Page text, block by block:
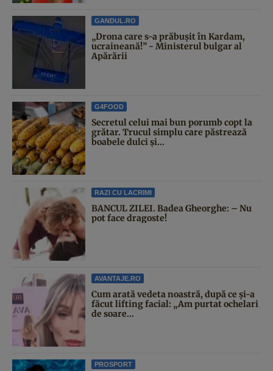
GANDUL.RO
„Drona care s-a prăbușit în Kardam,
ucraineană!” - Ministerul bulgar al
Apărării
G4FOOD
Secretul celui mai bun porumb copt la
grătar. Trucul simplu care păstrează
boabele dulci și...
RAZI CU LACRIMI
BANCUL ZILEI. Badea Gheorghe: – Nu
pot face dragoste!
AVANTAJE.RO
Cum arată vedeta noastră, după ce și-a
făcut lifting facial: „Am purtat ochelari
de soare...
PROSPORT